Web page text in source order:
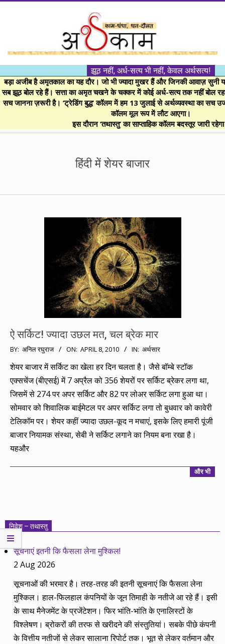
।।
अर्थकाम।।
BE
FINANCIALLY
CLEVER!
झूठ नहीं, अर्ध-सत्य भी नहीं, केवल अर्थसत्य!
बड़ा अजीब है अमृतकाल का यह दौर। जो भी ज्यादा मुखर हैं और जिनकी आवाज़ सुनी
सब झूठ बोल रहे हैं। सत्ता का अमृत चखने के चक्कर में कोई अर्ध-सत्य तक नहीं बोल
सच जानना ज़रूरी है। ‘ट्रेडिंग बुद्ध’ कॉलम में हम 13 जुलाई से अर्थव्यवस्था का सच
कॉलम मूल रूप में लौट आएगा।
इस दौरान ‘तथास्तु’ का साप्ताहिक कॉलम बदस्तूर जारी
हिंदी में शेयर बाजार
ऐ सर्किट! ज्यादा उछल मत, चल ब्रेक मार
2010-
04-
BY: अनिल रघुराज ON: APRIL 8, 2010 IN: अर्थसार
शेयर बाजार में सर्किट का खेला हर दिन चलता है। जैसे बॉम्बे स्टॉक
एक्सचेंज (बीएसई) में 7 अप्रैल को 356 शेयरों पर सर्किट ब्रेकर लगा था,
जिसमें से 274 पर अपर सर्किट और 82 पर लोअर सर्किट लगा हुआ था।
सोमवार को शिवालिक बाईमेटल पर अपर सर्किट लगा तो बुधवार को कावेरी
टेलिकॉम पर। शेयर कहीं ज्यादा उछल-कूद न मचाएं, इसके लिए हमारी पूंजी
बाजार नियामक संस्था, सेबी ने सर्किट लगाने का नियम बना रखा है।
यहऔर
और भी
निवेश – तथास्तु
सूचनाएं इतनी कि फैसला लेना मुश्किल!
2 Aug 2026
सूचनाओं की भरमार है। तरह-तरह की इतनी सूचनाएं कि फैसला लेना
मुश्किल। हाल-फिलहाल कंपनियों के जून तिमाही के नतीजे आ रहे हैं। इसी
के साथ मैनेजमेंट के प्रजेंटेशन। फिर भांति-भांति के एनालिस्टों के
विश्लेषण। ब्रोकरों की तरफ से खरीदने की संस्तुतियां। सबके पीछे कंपनी
के वित्तीय नतीजों से लेकर सालाना रिपोर्ट तक। भूत से लेकर वर्तमान और